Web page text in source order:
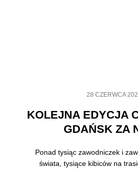
28 CZERWCA
KOLEJNA EDYCJA
GDAŃSK ZA
Ponad tysiąc zawodniczek i
świata, tysiące kibiców na